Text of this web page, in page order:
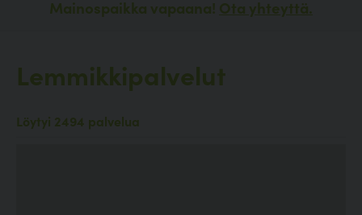
Mainospaikka vapaana! Ota yhteyttä.
Lemmikkipalvelut
Löytyi 2494 palvelua